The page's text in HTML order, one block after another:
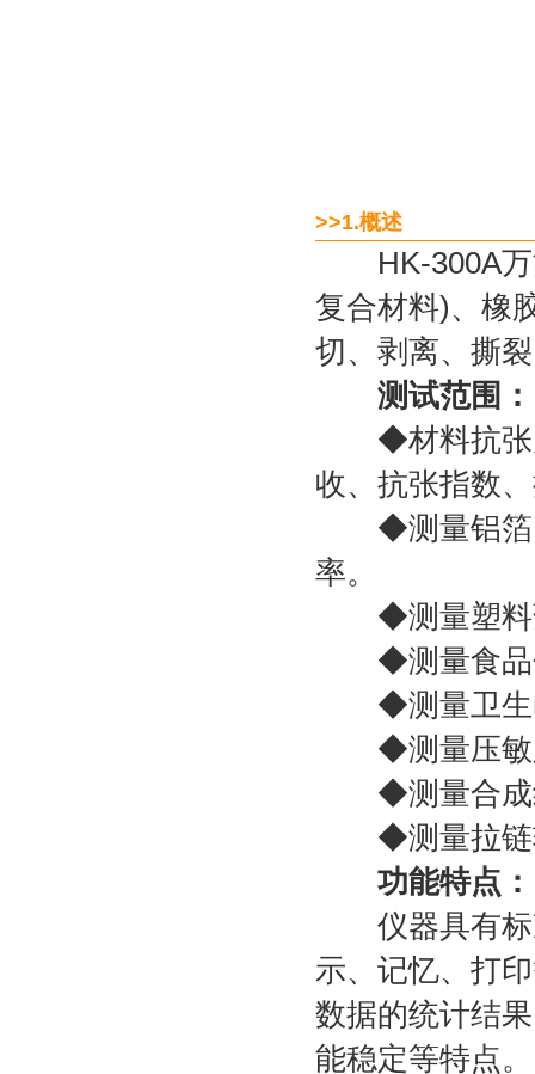
>>1.概述
HK-300A万
复合材料)、橡
切、剥离、撕
测试范围：
◆材料抗张力
收、抗张指数
◆测量铝箔、
率。
◆测量塑料薄
◆测量食品包
◆测量卫生巾
◆测量压敏胶
◆测量合成纤
◆测量拉链
功能特点：
仪器具有标
示、记忆、打
数据的统计结
能稳定等特点。